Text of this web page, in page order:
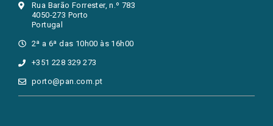
Rua Barão Forrester, n.º 783
4050-273 Porto
Portugal
2ª a 6ª das 10h00 às 16h00
+351 228 329 273
porto@pan.com.pt